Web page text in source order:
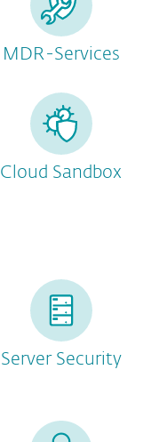
MDR-Services
Cloud Sandbox
Server Security